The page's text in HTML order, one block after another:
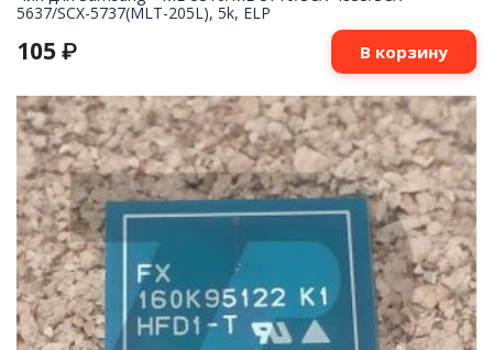
5637/SCX-5737(MLT-205L), 5k, ELP
105 ₽ В корзину